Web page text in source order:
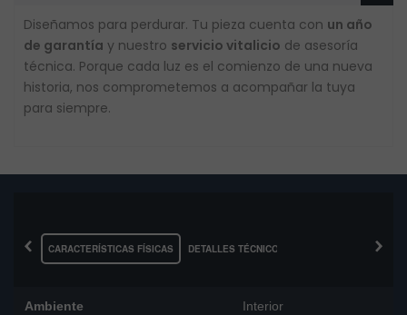
Diseñamos para perdurar. Tu pieza cuenta con un año
de garantía y nuestro servicio vitalicio de asesoría
técnica. Porque cada luz es el comienzo de una nueva
historia, nos comprometemos a acompañar la tuya
para siempre.
‹ CARACTERÍSTICAS FÍSICAS DETALLES TÉCNICOS ›
Ambiente Interior